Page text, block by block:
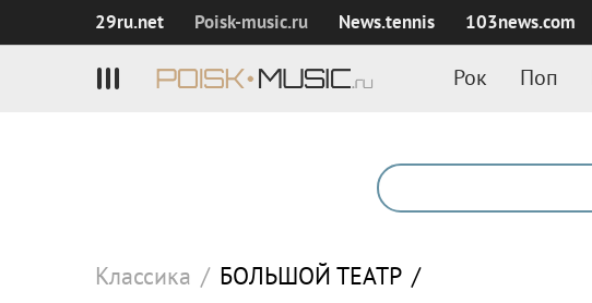
29ru.net Poisk‑music.ru News.tennis 103news.com
Рок Поп
Классика / БОЛЬШОЙ ТЕАТР /